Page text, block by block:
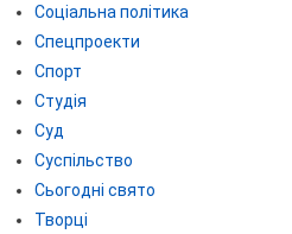
Соціальна політика
Спецпроекти
Спорт
Студія
Суд
Суспільство
Сьогодні свято
Творці